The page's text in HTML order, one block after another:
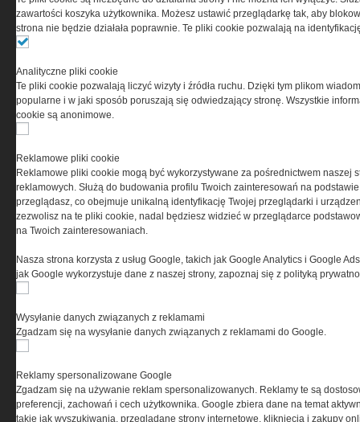
0000537655, NIP 1132860378, REGON 146393437
(zwana dalej Grupa MEDIUM) w postaci Regulaminu.
Ta witryna wykorzystuje pliki cookies do przechowywania
informacji na Twoim komputerze. Pliki cookies stosujemy
w celu świadczenia usług na najwyższym poziomie,
w tym w sposób dostosowany do indywidualnych potrzeb.
urządzeniu końcowym. W każdym momencie możesz
dokonać zmiany ustawień przeglądarki dotyczących
prywatności
oraz informacją o cookies
zawartości koszyka użytkownika. Możesz ustawić przeglądarkę tak, aby
strona nie będzie działała poprawnie. Te pliki cookie pozwalają na
Analityczne pliki cookie
Te pliki cookie pozwalają liczyć wizyty i źródła ruchu. Dzięki tym plikom
popularne i w jaki sposób poruszają się odwiedzający stronę. Wszystkie
cookie są anonimowe.
Reklamowe pliki cookie
Reklamowe pliki cookie mogą być wykorzystywane za pośrednictwem naszej
reklamowych. Służą do budowania profilu Twoich zainteresowań na
przeglądasz, co obejmuje unikalną identyfikację Twojej przeglądarki i
zezwolisz na te pliki cookie, nadal będziesz widzieć w przeglądarce
na Twoich zainteresowaniach.
Nasza strona korzysta z usług Google, takich jak Google Analytics i Google
jak Google wykorzystuje dane z naszej strony, zapoznaj się z polityką
Wysyłanie danych związanych z reklamami
Zgadzam się na wysyłanie danych związanych z reklamami do Google.
Reklamy spersonalizowane Google
Zgadzam się na używanie reklam spersonalizowanych. Reklamy te są
preferencji, zachowań i cech użytkownika. Google zbiera dane na temat
takie jak wyszukiwania, przeglądane strony internetowe, kliknięcia i zakupy